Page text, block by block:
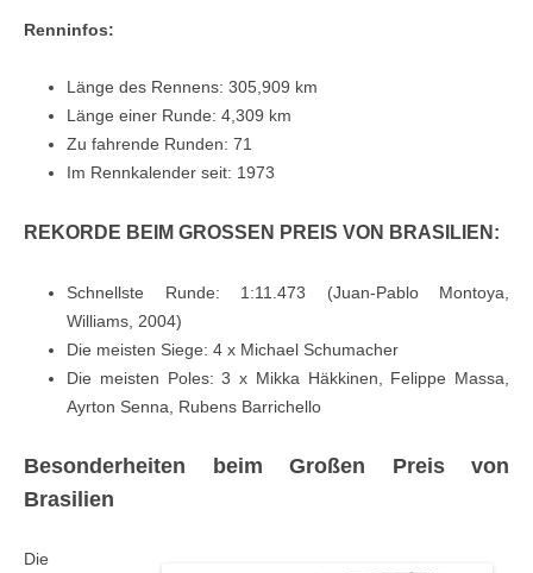
Renninfos:
Länge des Rennens: 305,909 km
Länge einer Runde: 4,309 km
Zu fahrende Runden: 71
Im Rennkalender seit: 1973
REKORDE BEIM GROSSEN PREIS VON BRASILIEN:
Schnellste Runde: 1:11.473 (Juan-Pablo Montoya,
Williams, 2004)
Die meisten Siege: 4 x Michael Schumacher
Die meisten Poles: 3 x Mikka Häkkinen, Felippe Massa,
Ayrton Senna, Rubens Barrichello
Besonderheiten beim Großen Preis von
Brasilien
Die